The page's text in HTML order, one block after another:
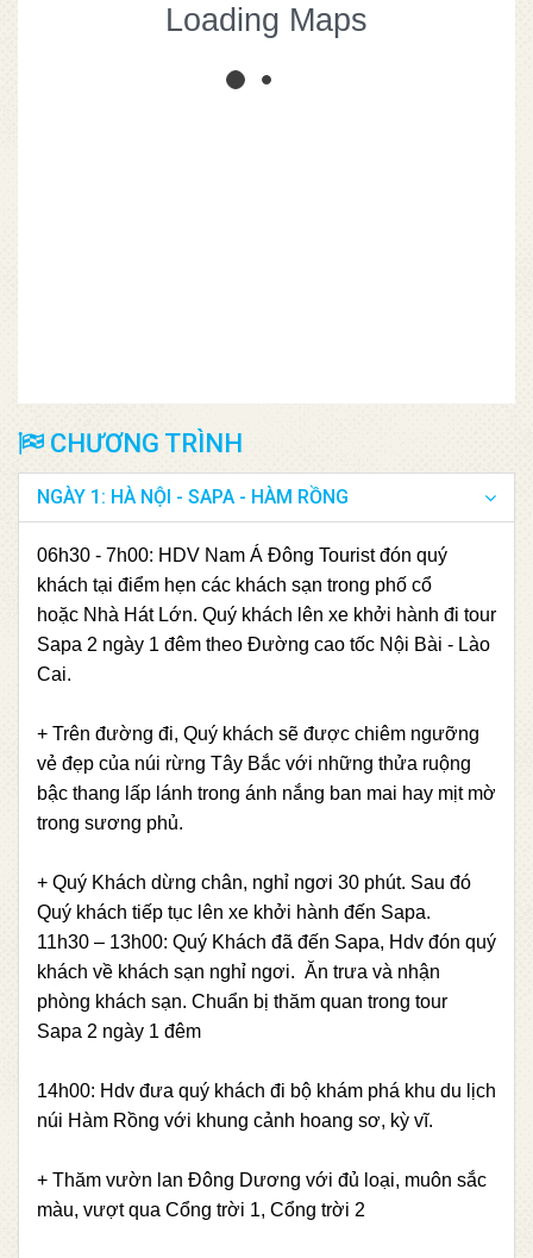
TOUR SAPA 2 NGÀY 1
Loading Maps
CHƯƠNG TRÌNH
NGÀY 1: HÀ NỘI - SAPA - HÀM RỒNG
06h30 - 7h00: HDV Nam Á Đông Tourist đón quý
khách tại điểm hẹn các khách sạn trong phố cổ
hoặc Nhà Hát Lớn. Quý khách lên xe khởi hành đi tour
Sapa 2 ngày 1 đêm theo Đường cao tốc Nội Bài - Lào
Cai.
+ Trên đường đi, Quý khách sẽ được chiêm ngưỡng
vẻ đẹp của núi rừng Tây Bắc với những thửa ruộng
bậc thang lấp lánh trong ánh nắng ban mai hay mịt mờ
trong sương phủ.
+ Quý Khách dừng chân, nghỉ ngơi 30 phút. Sau đó
Quý khách tiếp tục lên xe khởi hành đến Sapa.
11h30 – 13h00: Quý Khách đã đến Sapa, Hdv đón quý
khách về khách sạn nghỉ ngơi. Ăn trưa và nhận
phòng khách sạn. Chuẩn bị thăm quan trong tour
Sapa 2 ngày 1 đêm
14h00: Hdv đưa quý khách đi bộ khám phá khu du lịch
núi Hàm Rồng với khung cảnh hoang sơ, kỳ vĩ.
+ Thăm vườn lan Đông Dương với đủ loại, muôn sắc
màu, vượt qua Cổng trời 1, Cổng trời 2